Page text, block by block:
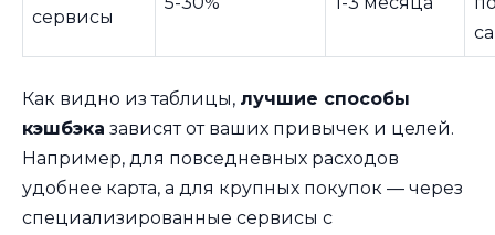
сервисы
Как видно из таблицы, лучшие способы
кэшбэка зависят от ваших привычек и целей.
Например, для повседневных расходов
удобнее карта, а для крупных покупок — через
специализированные сервисы с